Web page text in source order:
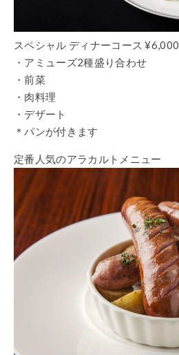
スペシャル ディナーコース ¥6,000
・アミューズ2種盛り合わせ
・前菜
・肉料理
・デザート
＊パンが付きます
定番人気のアラカルトメニュー